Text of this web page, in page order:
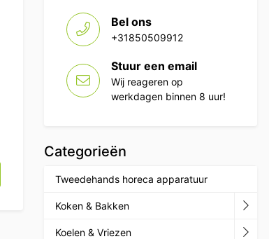
aantal
Bel ons
+31850509912
Stuur een email
Wij reageren op
werkdagen binnen 8 uur!
Categorieën
Tweedehands horeca apparatuur
Koken & Bakken
Koelen & Vriezen